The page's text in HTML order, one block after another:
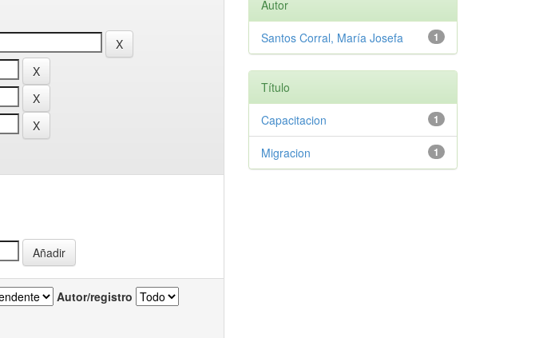
Autor/registro
Autor
1
Santos Corral, María Josefa
Título
1
Capacitacion
1
Migracion